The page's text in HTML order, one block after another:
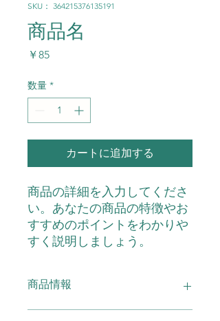
SKU： 364215376135191
商品名
￥85価
数量 *
カートに追加する
商品の詳細を入力してくださ
い。あなたの商品の特徴やお
すすめのポイントをわかりや
すく説明しましょう。
商品情報